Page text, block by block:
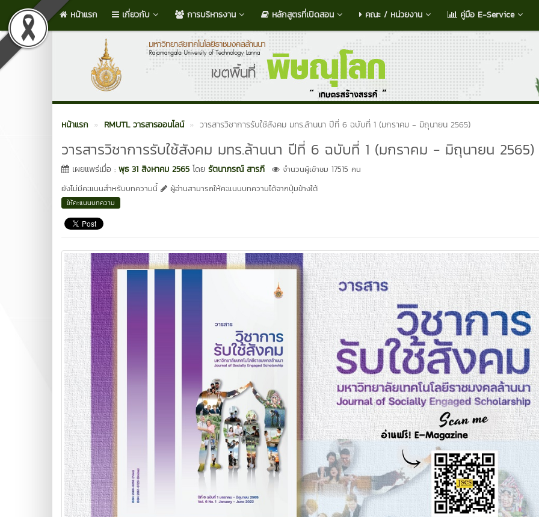
หน้าแรก เกี่ยวกับ การบริหารงาน หลักสูตรที่เปิดสอน คณะ / หน่วยงาน คู่มือ E-Service
หน้าแรก RMUTL วารสารออนไลน์ วารสารวิชาการรับใช้สังคม มทร.ล้านนา ปีที่ 6 ฉบับที่ 1 (มกราคม - มิถุนายน 2565)
วารสารวิชาการรับใช้สังคม มทร.ล้านนา ปีที่ 6 ฉบับที่ 1 (มกราคม - มิถุนายน 2565)
เผยแพร่เมื่อ : พุธ 31 สิงหาคม 2565 โดย รัตนาภรณ์ สารภี
จำนวนผู้เข้าชม 17515 คน
ยังไม่มีคะแนนสำหรับบทความนี้
ผู้อ่านสามารถให้คะแนนบทความได้จากปุ่มข้างใต้
ให้คะแนนบทความ